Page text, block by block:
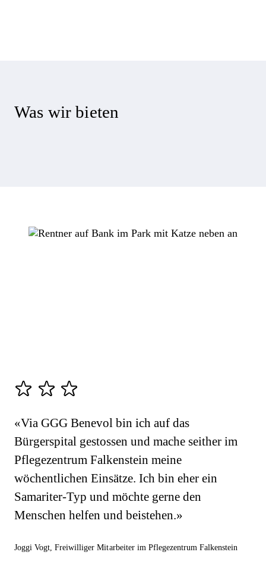
Was wir bieten
«Via GGG Benevol bin ich auf das
Bürgerspital gestossen und mache seither im
Pflegezentrum Falkenstein meine
wöchentlichen Einsätze. Ich bin eher ein
Samariter-Typ und möchte gerne den
Menschen helfen und beistehen.»
Joggi Vogt , Freiwilliger Mitarbeiter im Pflegezentrum Falkenstein